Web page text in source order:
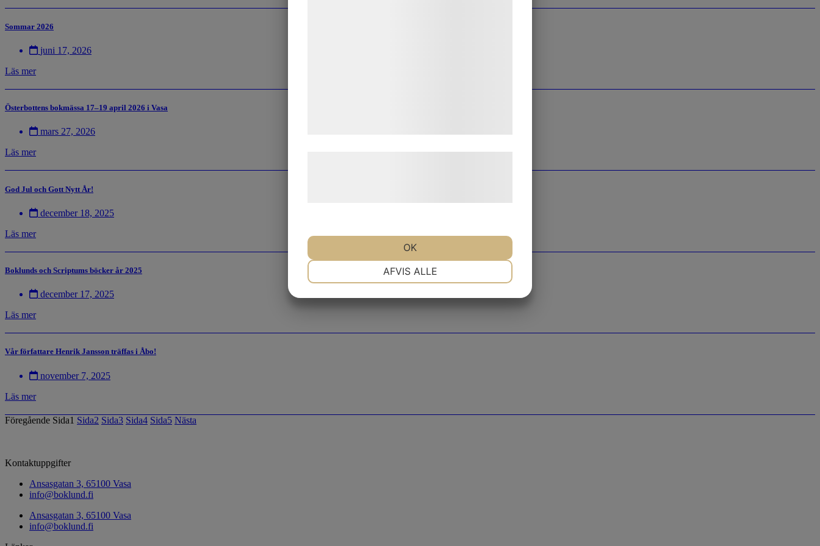
Sommar 2026
juni 17, 2026
Läs mer
Österbottens bokmässa 17–19 april 2026 i Vasa
mars 27, 2026
Läs mer
God Jul och Gott Nytt År!
december 18, 2025
Läs mer
Boklunds och Scriptums böcker år 2025
december 17, 2025
Läs mer
Vår författare Henrik Jansson träffas i Åbo!
november 7, 2025
Läs mer
Föregående Sida1 Sida2 Sida3 Sida4 Sida5 Nästa
Kontaktuppgifter
Ansasgatan 3, 65100 Vasa
info@boklund.fi
Ansasgatan 3, 65100 Vasa
info@boklund.fi
AFVIS ALLE
OK